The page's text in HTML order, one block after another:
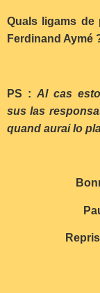
Quals ligams de
Ferdinand Aymé
PS : Al cas
sus las
quand aurai lo